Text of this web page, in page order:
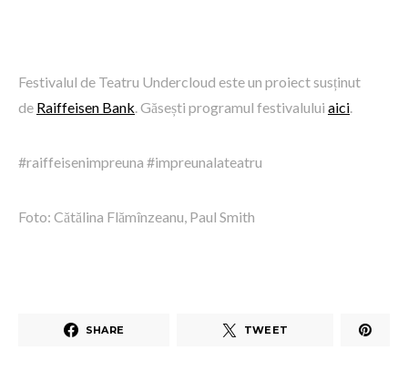
Festivalul de Teatru Undercloud este un proiect susținut
de Raiffeisen Bank. Găsești programul festivalului aici.
#raiffeisenimpreuna #impreunalateatru
Foto: Cătălina Flămînzeanu, Paul Smith
SHARE TWEET